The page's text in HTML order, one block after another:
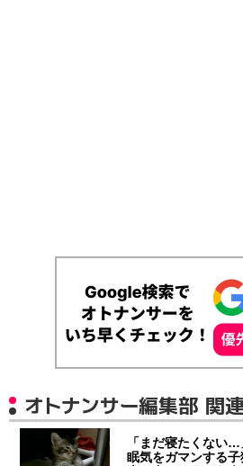
オトナンサー編集部 関
「まだ寝たくない…
眠気をガマンする